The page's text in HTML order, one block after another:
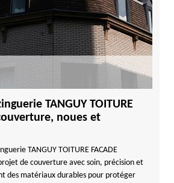
TANGUY TOITURE
noues et
TANGUY TOITURE FACADE
de couverture avec soin, précision et
des matériaux durables pour protéger